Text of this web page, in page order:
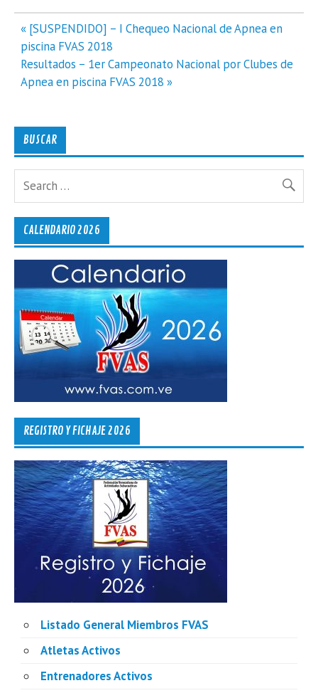
Navegación
de
entradas
« [SUSPENDIDO] – I Chequeo Nacional de Apnea en
piscina FVAS 2018
Resultados – 1er Campeonato Nacional por Clubes de
Apnea en piscina FVAS 2018 »
BUSCAR
CALENDARIO 2026
REGISTRO Y FICHAJE 2026
Listado General Miembros FVAS
Atletas Activos
Entrenadores Activos